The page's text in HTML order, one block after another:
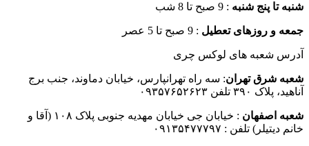
شنبه تا پنج شنبه : 9 صبح تا 8 شب
جمعه و روزهای تعطیل : 9 صبح تا 5 عصر
آدرس شعبه های لوکس چری
شعبه شرق تهران: سه راه تهرانپارس، خیابان دماوند، جنب برج
آناهید، پلاک ۳۹۰ تلفن ۰۹۳۵۷۶۵۲۶۲۳
شعبه اصفهان
: خیابان جی خیابان مهدیه جنوبی پلاک ۱۰۸ (آقا و
خانم دیتیلر) تلفن : ۰۹۱۳۵۴۷۷۷۹۷